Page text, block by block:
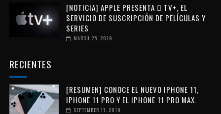
[NOTICIA] APPLE PRESENTA  TV+, EL
SERVICIO DE SUSCRIPCIÓN DE PELÍCULAS Y
SERIES
MARCH 25, 2019
RECIENTES
[RESUMEN] CONOCE EL NUEVO IPHONE 11,
IPHONE 11 PRO Y EL IPHONE 11 PRO MAX.
SEPTEMBER 11, 2019